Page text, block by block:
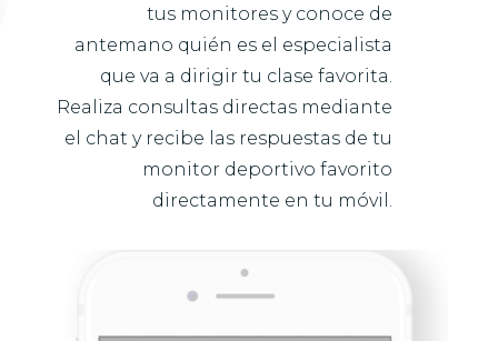
tus monitores y conoce de
antemano quién es el especialista
que va a dirigir tu clase favorita.
Realiza consultas directas mediante
el chat y recibe las respuestas de tu
monitor deportivo favorito
directamente en tu móvil.